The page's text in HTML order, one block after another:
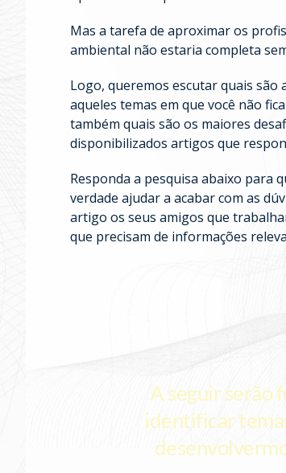
Mas a tarefa de aproximar os
ambiental não estaria completa
Logo, queremos escutar quais são
aqueles temas em que você não
também quais são os maiores
disponibilizados artigos que
Responda a pesquisa abaixo para
verdade ajudar a acabar com as
artigo os seus amigos que
que precisam de informações